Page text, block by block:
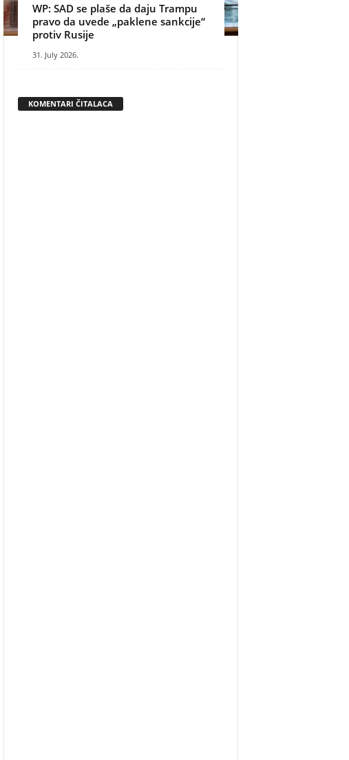
WP: SAD se plaše da daju Trampu
pravo da uvede „paklene sankcije“
protiv Rusije
31. July 2026.
KOMENTARI ČITALACA